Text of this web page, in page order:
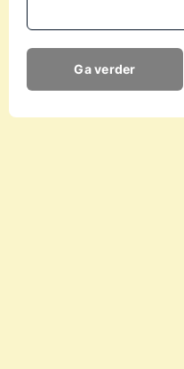
Ga verder